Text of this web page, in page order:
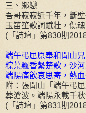
三、鄉戀
吾哥寂寂近千年，斷
玉笛笙歌詞賦壯，傷
(「詩壇」第830期
端午弔屈原奉和聞山兄
粽葉飄香繫楚歌，沙
端陽痛飲哀思寄，熱
附：張聞山「端午弔
葬滄波。端陽永載千
(「詩壇」第831期